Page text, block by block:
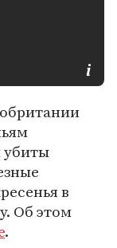
убиты
в
Об этом
.